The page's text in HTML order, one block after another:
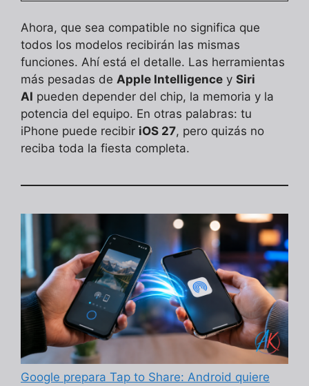
Ahora, que sea compatible no significa que
todos los modelos recibirán las mismas
funciones. Ahí está el detalle. Las herramientas
más pesadas de Apple Intelligence y Siri
AI pueden depender del chip, la memoria y la
potencia del equipo. En otras palabras: tu
iPhone puede recibir iOS 27, pero quizás no
reciba toda la fiesta completa.
Google prepara Tap to Share: Android quiere